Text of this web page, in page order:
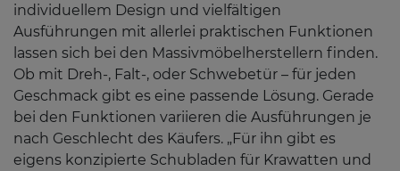
individuellem Design und vielfältigen
Ausführungen mit allerlei praktischen Funktionen
lassen sich bei den Massivmöbelherstellern finden.
Ob mit Dreh-, Falt-, oder Schwebetür – für jeden
Geschmack gibt es eine passende Lösung. Gerade
bei den Funktionen variieren die Ausführungen je
nach Geschlecht des Käufers. „Für ihn gibt es
eigens konzipierte Schubladen für Krawatten und